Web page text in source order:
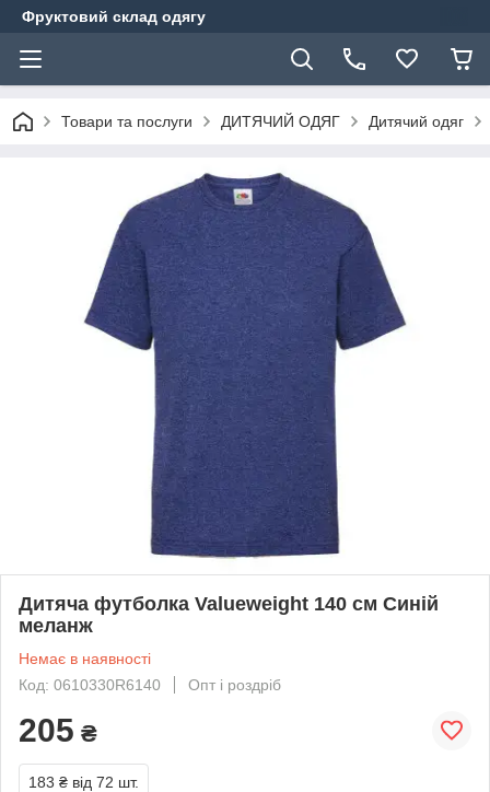
Фруктовий склад одягу
Товари та послуги ДИТЯЧИЙ ОДЯГ Дитячий одяг
Дитяча футболка Valueweight 140 см Синій
меланж
Немає в наявності
Код: 0610330R6140
Опт і роздріб
205 ₴
183 ₴ від 72 шт.